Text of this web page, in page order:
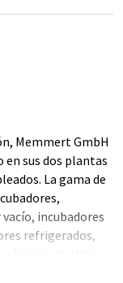
Memmert GmbH
sus dos plantas
La gama de
incubadores
refrigerados,
cámaras para